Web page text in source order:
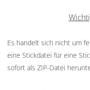
Es handelt sich nicht um
eine Stickdatei für eine
sofort als ZIP-Datei